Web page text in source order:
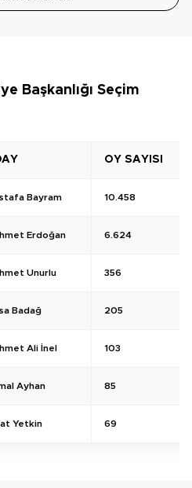
Başkanlığı Seçim
OY SAYISI
Bayram 10.458
Erdoğan 6.624
Unurlu 356
Badağ 205
Ali İnel 103
Ayhan 85
Yetkin 69